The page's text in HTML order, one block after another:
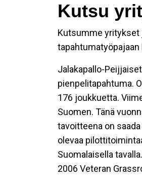
Kutsu
Kutsumme yritykset
Jalakapallo-Peijjaiset
pienpelitapahtuma.
176 joukkuetta.
Suomen. Tänä
tavoitteena on
olevaa
Suomalaisella tavalla.
2006 Veteran